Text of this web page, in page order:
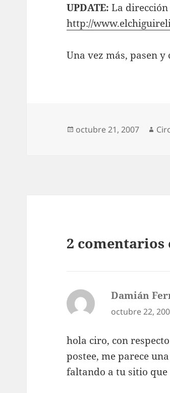
UPDATE: La dirección
http://
Una vez más, pasen
Publicado
octubre 21, 2007
2 comentarios
Damián
octubre 22,
hola ciro, con
postee, me parece
faltando a tu sitio